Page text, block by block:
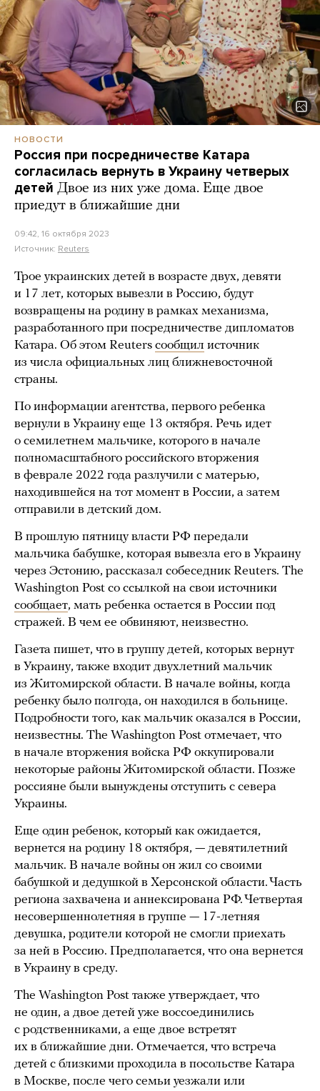
НОВОСТИ
Россия при посредничестве Катара
согласилась вернуть в Украину четверых
детей Двое из них уже дома. Еще двое
приедут в ближайшие дни
09:42, 16 октября 2023
Источник: Reuters
Трое украинских детей в возрасте двух, девяти
и 17 лет, которых вывезли в Россию, будут
возвращены на родину в рамках механизма,
разработанного при посредничестве дипломатов
Катара. Об этом Reuters сообщил источник
из числа официальных лиц ближневосточной
страны.
По информации агентства, первого ребенка
вернули в Украину еще 13 октября. Речь идет
о семилетнем мальчике, которого в начале
полномасштабного российского вторжения
в феврале 2022 года разлучили с матерью,
находившейся на тот момент в России, а затем
отправили в детский дом.
В прошлую пятницу власти РФ передали
мальчика бабушке, которая вывезла его в Украину
через Эстонию, рассказал собеседник Reuters. The
Washington Post со ссылкой на свои источники
сообщает, мать ребенка остается в России под
стражей. В чем ее обвиняют, неизвестно.
Газета пишет, что в группу детей, которых вернут
в Украину, также входит двухлетний мальчик
из Житомирской области. В начале войны, когда
ребенку было полгода, он находился в больнице.
Подробности того, как мальчик оказался в России,
неизвестны. The Washington Post отмечает, что
в начале вторжения войска РФ оккупировали
некоторые районы Житомирской области. Позже
россияне были вынуждены отступить с севера
Украины.
Еще один ребенок, который как ожидается,
вернется на родину 18 октября, — девятилетний
мальчик. В начале войны он жил со своими
бабушкой и дедушкой в Херсонской области. Часть
региона захвачена и аннексирована РФ. Четвертая
несовершеннолетняя в группе — 17-летняя
девушка, родители которой не смогли приехать
за ней в Россию. Предполагается, что она вернется
в Украину в среду.
The Washington Post также утверждает, что
не один, а двое детей уже воссоединились
с родственниками, а еще двое встретят
их в ближайшие дни. Отмечается, что встреча
детей с близкими проходила в посольстве Катара
в Москве, после чего семьи уезжали или